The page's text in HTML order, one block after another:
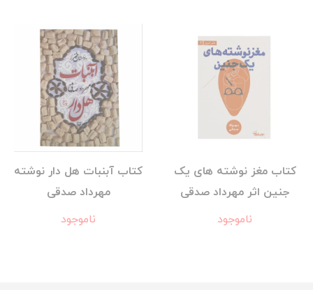
کتاب مغز نوشته های یک
جنین اثر مهرداد صدقی
ناموجود
کتاب آبنبات هل دار نوشته
مهرداد صدقی
ناموجود